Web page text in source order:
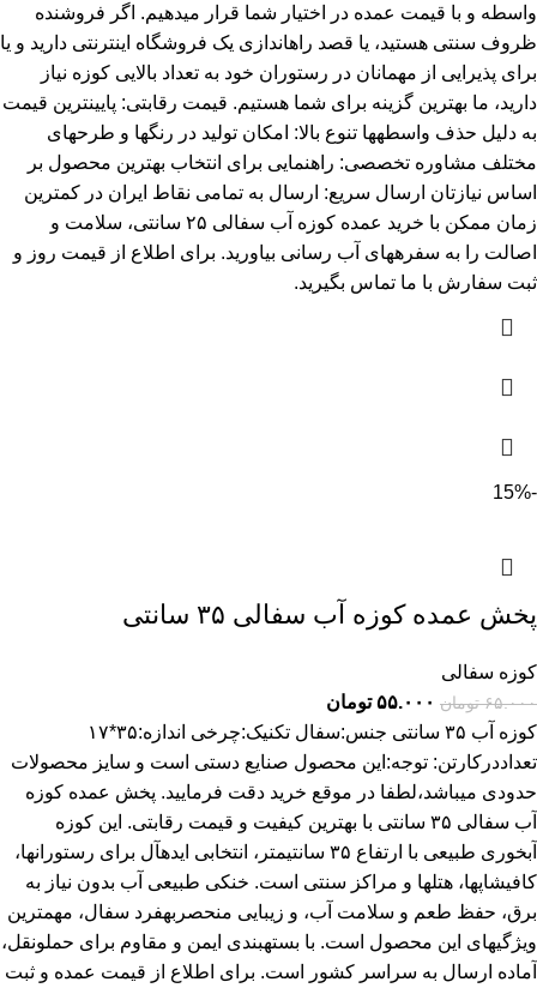
واسطه و با قیمت عمده در اختیار شما قرار میدهیم. اگر فروشنده
ظروف سنتی هستید، یا قصد راهاندازی یک فروشگاه اینترنتی دارید و یا
برای پذیرایی از مهمانان در رستوران خود به تعداد بالایی کوزه نیاز
دارید، ما بهترین گزینه برای شما هستیم. قیمت رقابتی: پایینترین قیمت
به دلیل حذف واسطهها تنوع بالا: امکان تولید در رنگها و طرحهای
مختلف مشاوره تخصصی: راهنمایی برای انتخاب بهترین محصول بر
اساس نیازتان ارسال سریع: ارسال به تمامی نقاط ایران در کمترین
زمان ممکن با خرید عمده کوزه آب سفالی ۲۵ سانتی، سلامت و
اصالت را به سفرههای آب رسانی بیاورید. برای اطلاع از قیمت روز و
ثبت سفارش با ما تماس بگیرید.
-15%
پخش عمده کوزه آب سفالی ۳۵ سانتی
کوزه سفالی
۶۵.۰۰۰ تومان ۵۵.۰۰۰ تومان
کوزه آب ۳۵ سانتی جنس:سفال تکنیک:چرخی اندازه:۳۵*۱۷
تعداددرکارتن: توجه:این محصول صنایع دستی است و سایز محصولات
حدودی میباشد،لطفا در موقع خرید دقت فرمایید. پخش عمده کوزه
آب سفالی ۳۵ سانتی با بهترین کیفیت و قیمت رقابتی. این کوزه
آبخوری طبیعی با ارتفاع ۳۵ سانتیمتر، انتخابی ایدهآل برای رستورانها،
کافیشاپها، هتلها و مراکز سنتی است. خنکی طبیعی آب بدون نیاز به
برق، حفظ طعم و سلامت آب، و زیبایی منحصربهفرد سفال، مهمترین
ویژگیهای این محصول است. با بستهبندی ایمن و مقاوم برای حملونقل،
آماده ارسال به سراسر کشور است. برای اطلاع از قیمت عمده و ثبت